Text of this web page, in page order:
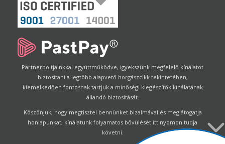
Partnerboltjainkkal együttműködve, igyekszünk megfelelő kínálatot
biztosítani a legtöbb alapvető horgászcikk tekintetében,
kiemelkedően fontosnak tartjuk a minőségi kiegészítők kínálatának
állandó biztosítását.
Köszönjük, hogy megtisztel bennünket bizalmával és meglátogatja
honlapunkat, kínálatunk folyamatos bővülését itt nyomon tudja
követni.